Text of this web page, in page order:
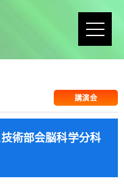
講演会
術部会脳科学分科